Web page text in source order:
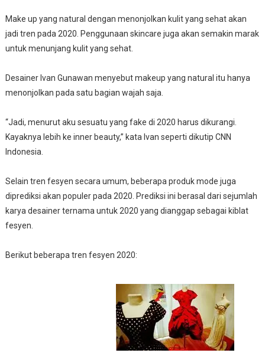
Make up yang natural dengan menonjolkan kulit yang sehat akan
jadi tren pada 2020. Penggunaan skincare juga akan semakin marak
untuk menunjang kulit yang sehat.
Desainer Ivan Gunawan menyebut makeup yang natural itu hanya
menonjolkan pada satu bagian wajah saja.
“Jadi, menurut aku sesuatu yang fake di 2020 harus dikurangi.
Kayaknya lebih ke inner beauty,” kata Ivan seperti dikutip CNN
Indonesia.
Selain tren fesyen secara umum, beberapa produk mode juga
diprediksi akan populer pada 2020. Prediksi ini berasal dari sejumlah
karya desainer ternama untuk 2020 yang dianggap sebagai kiblat
fesyen.
Berikut beberapa tren fesyen 2020: